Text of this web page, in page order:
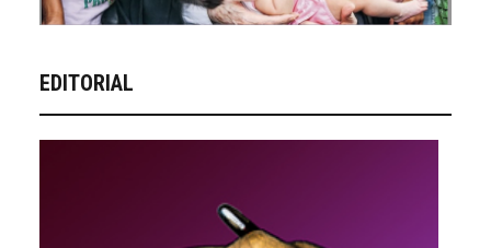
EDITORIAL